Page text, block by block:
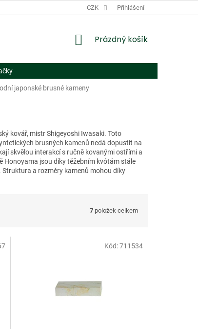
NÁHRADNÍ PLNĚNÍ
CZK Přihlášení
NÁKUPNÍ
Prázdný košík
japonské brusné kameny
kovář, mistr Shigeyoshi Iwasaki. Toto
brusných kamenů nedá dopustit na
skvělou interakcí s ručně kovanými ostřími a
Honoyama jsou díky těžebním kvótám stále
a rozměry kamenů mohou díky
7 položek celkem
Kód:711534